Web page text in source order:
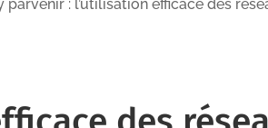
: l’utilisation efficace des